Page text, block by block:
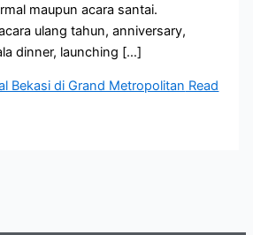
maupun acara santai.
ulang tahun, anniversary,
dinner, launching […]
Bekasi di Grand Metropolitan Read